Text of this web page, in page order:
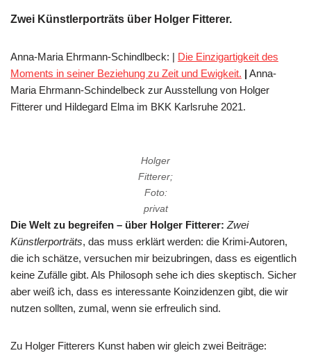
Zwei Künstlerporträts über Holger Fitterer.
Anna-Maria Ehrmann-Schindlbeck: | Die Einzigartigkeit des
Moments in seiner Beziehung zu Zeit und Ewigkeit. | Anna-
Maria Ehrmann-Schindelbeck zur Ausstellung von Holger
Fitterer und Hildegard Elma im BKK Karlsruhe 2021.
Holger
Fitterer;
Foto:
privat
Die Welt zu begreifen – über Holger Fitterer: Zwei
Künstlerporträts, das muss erklärt werden: die Krimi-Autoren,
die ich schätze, versuchen mir beizubringen, dass es eigentlich
keine Zufälle gibt. Als Philosoph sehe ich dies skeptisch. Sicher
aber weiß ich, dass es interessante Koinzidenzen gibt, die wir
nutzen sollten, zumal, wenn sie erfreulich sind.
Zu Holger Fitterers Kunst haben wir gleich zwei Beiträge: